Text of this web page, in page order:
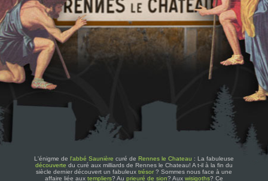
L'énigme de l'abbé Saunière curé de Rennes le Chateau : La fabuleuse
découverte du curé aux milliards de Rennes le Chateau! A t-il à la fin du
siècle dernier découvert un fabuleux trésor? Sommes nous face à une
affaire liée aux templiers? Au prieuré de sion? Aux wisigoths? Ce